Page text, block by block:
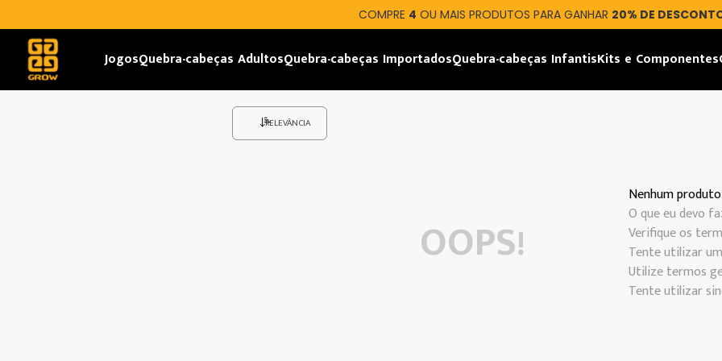
COMPRE 4 OU MAIS PRODUTOS PARA GANHAR 20% DE
JogosQuebra-cabeças AdultosQuebra-cabeças ImportadosQuebra-cabeças InfantisKits e Componentes
RELEVÂNCIA
OOPS!
Nenhum
O que eu devo
Verifique os
Tente utilizar
Utilize termos
Tente utilizar